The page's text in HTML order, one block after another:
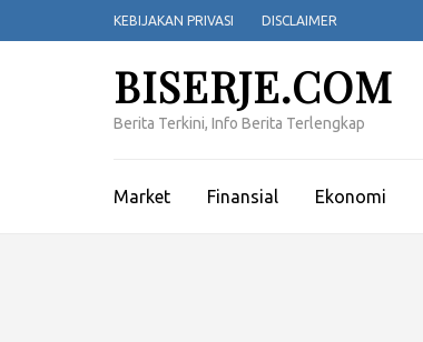
ke
KEBIJAKAN PRIVASI DISCLAIMER
BISERJE.COM
Berita Terkini, Info Berita Terlengkap
Market Finansial Ekonomi